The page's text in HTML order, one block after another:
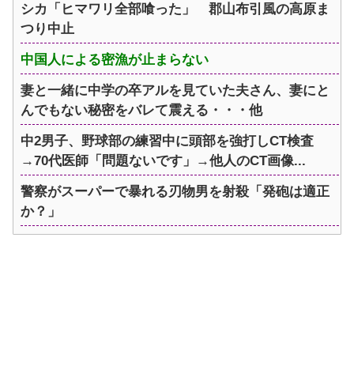
シカ「ヒマワリ全部喰った」 郡山布引風の高原ま
つり中止
中国人による密漁が止まらない
妻と一緒に中学の卒アルを見ていた夫さん、妻にと
んでもない秘密をバレて震える・・・他
中2男子、野球部の練習中に頭部を強打しCT検査
→70代医師「問題ないです」→他人のCT画像...
警察がスーパーで暴れる刃物男を射殺「発砲は適正
か？」